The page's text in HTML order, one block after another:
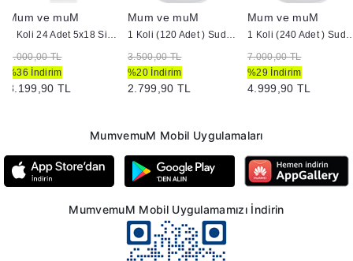
Mum ve muM
1 Koli 24 Adet 5x18 Siyah Silindir Kütük Mum
5.000,00 TL
%36 İndirim
3.199,90 TL
Mum ve muM
1 Koli (120 Adet ) Suda Yüzen Mum
3.500,00 TL
%20 İndirim
2.799,90 TL
Mum ve muM
1 Koli (240 Adet )
7.000,00 TL
%29 İndirim
4.999,90 TL
MumvemuM Mobil Uygulamaları
MumvemuM Mobil Uygulamamızı İndirin